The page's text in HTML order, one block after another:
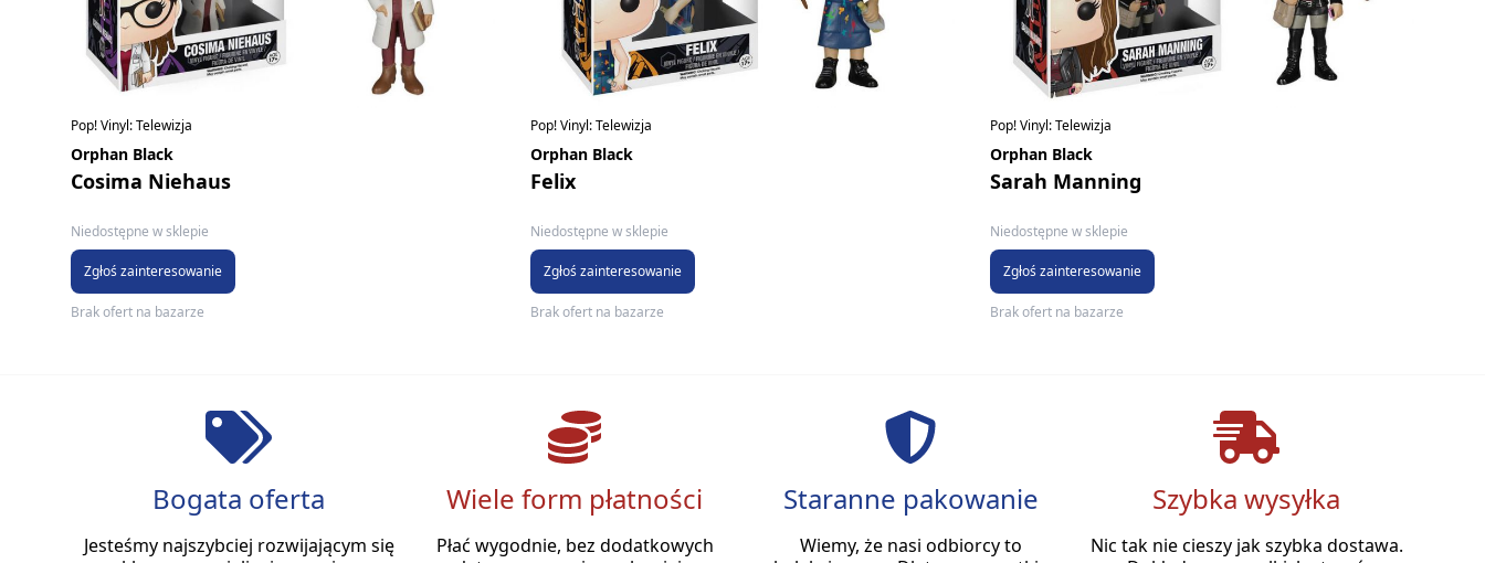
Pop! Vinyl: Telewizja
Orphan Black
Cosima Niehaus
Niedostępne w sklepie
Zgłoś zainteresowanie
Brak ofert na bazarze
Pop! Vinyl: Telewizja
Orphan Black
Felix
Niedostępne w sklepie
Zgłoś zainteresowanie
Brak ofert na bazarze
Pop! Vinyl: Telewizja
Orphan Black
Sarah Manning
Niedostępne w sklepie
Zgłoś zainteresowanie
Brak ofert na bazarze
Bogata oferta
Jesteśmy najszybciej rozwijającym się
Wiele form płatności
Płać wygodnie, bez dodatkowych
Staranne pakowanie
Wiemy, że nasi odbiorcy to
Szybka wysyłka
Nic tak nie cieszy jak szybka dostawa.